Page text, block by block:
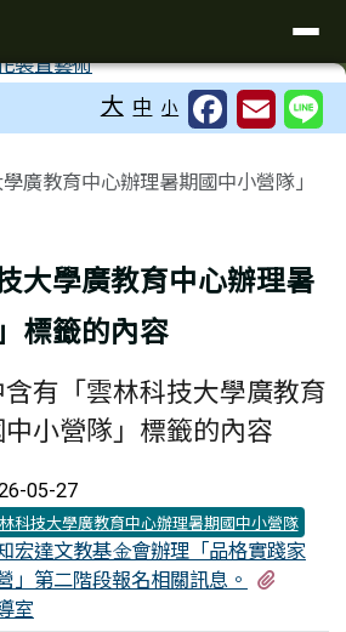
大 中 小
廣教育中心辦理暑期國中小營隊」
大學廣教育中心辦理暑
標籤的內容
含有「雲林科技大學廣教育
小營隊」標籤的內容
05-27
科技大學廣教育中心辦理暑期國中小營隊
宏達文教基⾦會辦理「品格實踐家
」第二階段報名相關訊息。
室